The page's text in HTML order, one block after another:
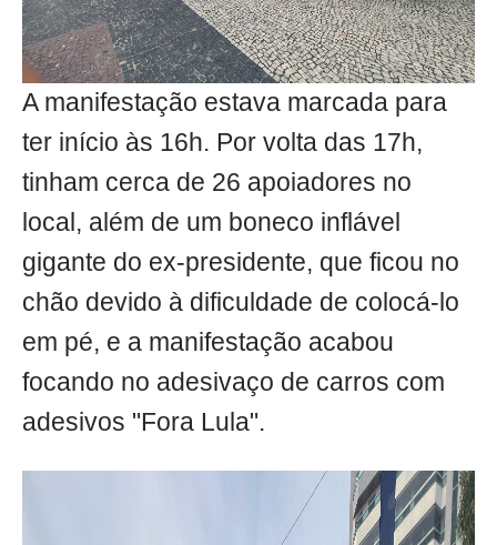
A manifestação estava marcada para
ter início às 16h. Por volta das 17h,
tinham cerca de 26 apoiadores no
local, além de um boneco inflável
gigante do ex-presidente, que ficou no
chão devido à dificuldade de colocá-lo
em pé, e a manifestação acabou
focando no adesivaço de carros com
adesivos "Fora Lula".